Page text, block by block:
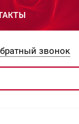
звонок